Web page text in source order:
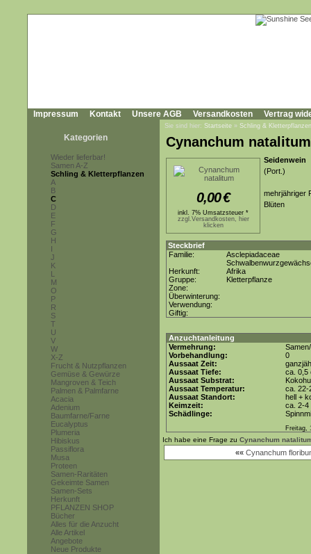
Impressum Kontakt Unsere AGB Versandkosten Vertrag
Kategorien
Wieder lieferbar!
Samen A-Z
Schling & Kletterpflanzen
A
B
C
D
E
F
G
H
I
J
K
L
M
O
P
R
S
T
U
V
W
X-Z
Frucht & Nutzpflanzen
Gemüse & Gewürze
Mangroven & Teich
Palmen & Palmfarne
Acacia
Adenium
Baumfarne/Farne
Eucalyptus
Plumeria
Hibiskus
Passiflora
Musa
Proteen
Samen-Raritäten
Gekeimte Samen
Samen-Sets
Herkunft
PFLANZEN SHOP
Bücher
Alles für die Anzucht
Alle Artikel
Angebote
Neue Produkte
Sie sind hier: Startseite » Schling & Kletterpflanzen
Cynanchum natalitum
0,00€
inkl. 7% Umsatzsteuer *
zzgl.Versandkosten, hier
klicken
Seidenwein
(Port.)
mehrjähriger
Blüten
Steckbrief
Familie:
Asclepiadaceae
Herkunft:
Afrika
Gruppe:
Kletterpflanze
Zone:
Überwinterung:
Verwendung:
Giftig:
Anzuchtanleitung
Vermehrung:
Vorbehandlung:
0
Aussaat Zeit:
Aussaat Tiefe:
ca. 0,5
Aussaat Substrat:
Aussaat Temperatur:
ca. 22-
Aussaat Standort:
hell +
Keimzeit:
ca. 2-4
Schädlinge:
Freitag,
Ich habe eine Frage zu Cynanchum
«« Cynanchum